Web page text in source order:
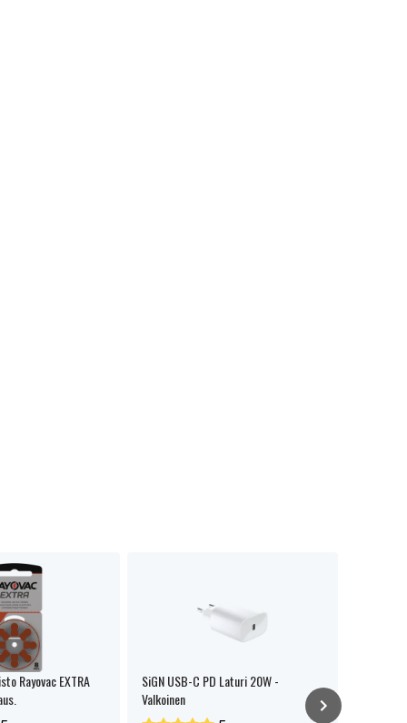
Rayovac EXTRA
SiGN USB-C PD Laturi 20W -
Valkoinen